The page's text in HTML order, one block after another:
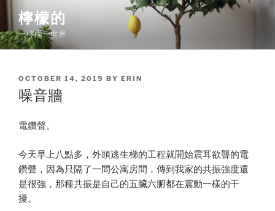
content
檸檬的
一檸檬一世界
POSTED
ON
OCTOBER 14, 2019 BY ERIN
噪音牆
電鑽聲。
今天早上八點多，外頭逃生梯的工程就開始震耳欲聾的電
鑽聲，因為只隔了一間公寓房間，傳到我家的共振強度還
是很強，那種共振是自己的五臟六腑都在震動一樣的干
擾。